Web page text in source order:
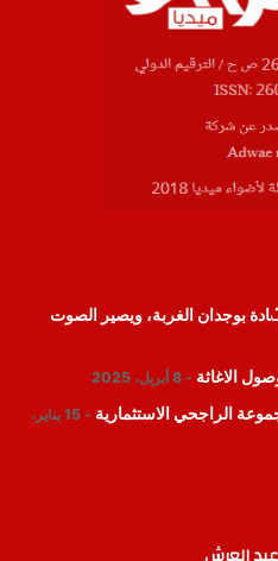
بوجدان الغربة، ويصير الصوت
الاغاثة 8 أبريل، 2025
الراجحي الاستثمارية
15 يناير،